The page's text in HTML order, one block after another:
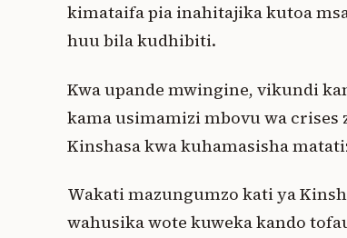
kimataifa pia inahitajika kutoa
huu bila kudhibiti.
Kwa upande mwingine, vikundi
kama usimamizi mbovu wa
Kinshasa kwa kuhamasisha
Wakati mazungumzo kati ya
wahusika wote kuweka kando